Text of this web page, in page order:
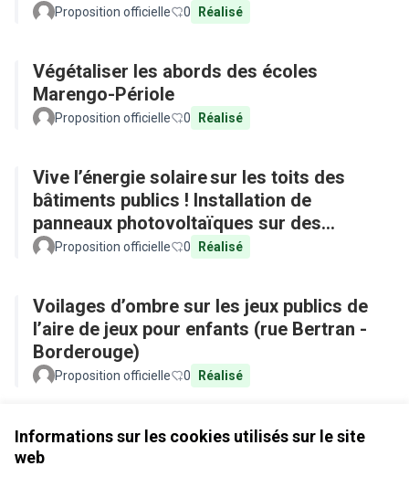
Informations sur les cookies utilisés sur le site
web
Proposition officielle 0 Réalisé
Végétaliser les abords des écoles
Marengo-Périole
Proposition officielle 0 Réalisé
Vive l’énergie solaire sur les toits des
bâtiments publics ! Installation de
panneaux photovoltaïques sur des
équipements publics
Proposition officielle 0 Réalisé
Voilages d’ombre sur les jeux publics de
l’aire de jeux pour enfants (rue Bertran -
Borderouge)
Proposition officielle 0 Réalisé